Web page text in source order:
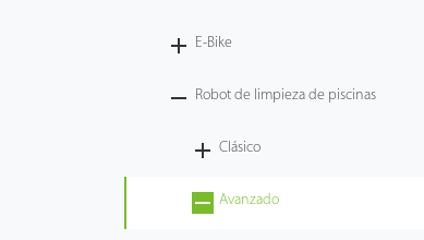
E-Bike
Robot de limpieza de piscinas
Clásico
Avanzado